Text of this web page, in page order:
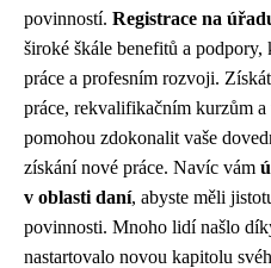
povinností. Registrace na
široké škále benefitů a
práce a profesním rozvoji.
práce, rekvalifikačním kurzům
pomohou zdokonalit vaše
získání nové práce. Navíc vám
v oblasti daní, abyste měli
povinnosti. Mnoho lidí našlo
nastartovalo novou kapitolu